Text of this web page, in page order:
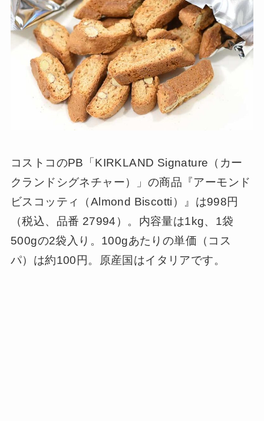
コストコのPB「KIRKLAND Signature（カー
クランドシグネチャー）」の商品『アーモンド
ビスコッティ（Almond Biscotti）』は998円
（税込、品番 27994）。内容量は1kg、1袋
500gの2袋入り。100gあたりの単価（コス
パ）は約100円。原産国はイタリアです。